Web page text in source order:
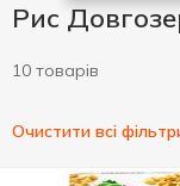
Рис
10 товарів
Очистити всі